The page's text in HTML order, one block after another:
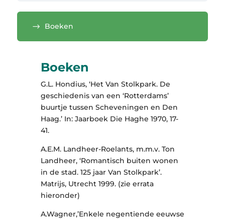
Boeken
Boeken
G.L. Hondius, ‘Het Van Stolkpark. De
geschiedenis van een ‘Rotterdams’
buurtje tussen Scheveningen en Den
Haag.’ In: Jaarboek Die Haghe 1970, 17-
41.
A.E.M. Landheer-Roelants, m.m.v. Ton
Landheer, ‘Romantisch buiten wonen
in de stad. 125 jaar Van Stolkpark’.
Matrijs, Utrecht 1999. (zie errata
hieronder)
A.Wagner,’Enkele negentiende eeuwse